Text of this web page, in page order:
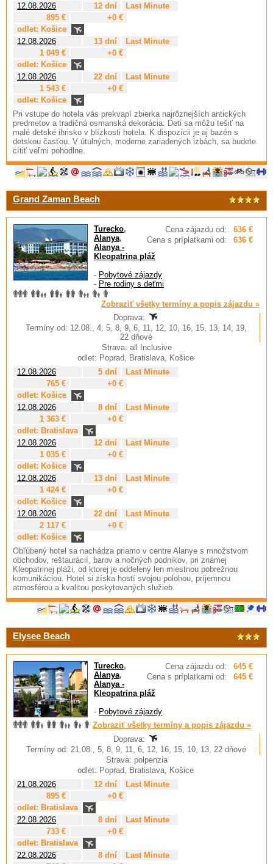
12.08.2026
12 dní
Last Minute
895 €
+0 €
odlet: Košice
12.08.2026
13 dní
Last Minute
1 049 €
+0 €
odlet: Košice
12.08.2026
22 dní
Last Minute
1 543 €
+0 €
odlet: Košice
Pri vstupe do hotela vás prekvapí zbierka najrôznejších antických
predmetov a tradičná osmanská dekorácia. Deti sa môžu tešiť na
malé detské ihrisko v blízkosti hotela. K dispozícii je aj bazén s
detskou časťou. V útulných, moderne zariadených izbách, sa budete
cítiť veľmi pohodlne.
Grand Zaman Beach
Cena zájazdu od:
636 €
Cena s príplatkami od:
636 €
Turecko,
Alanya,
Alanya -
Kleopatrina pláž
- Pobytové zájazdy
- Pre rodiny s deťmi
Zobraziť všetky termíny a popis zájazdu »
Doprava:
Termíny od: 12.08., 4, 5, 8, 9, 6, 11, 12, 10, 16, 15, 13, 14, 19,
22 dňové
Strava: all Inclusive
odlet: Poprad, Bratislava, Košice
12.08.2026
5 dní
Last Minute
765 €
+0 €
odlet: Košice
12.08.2026
8 dní
Last Minute
1 363 €
+0 €
odlet: Bratislava
12.08.2026
12 dní
Last Minute
1 035 €
+0 €
odlet: Košice
12.08.2026
13 dní
Last Minute
1 424 €
+0 €
odlet: Košice
12.08.2026
22 dní
Last Minute
2 117 €
+0 €
odlet: Košice
Obľúbený hotel sa nachádza priamo v centre Alanye s množstvom
obchodov, reštaurácií, barov a nočných podnikov, pri známej
Kleopatrinej pláži, od ktorej je oddelený len miestnou pobrežnou
komunikáciou. Hotel si získa hostí svojou polohou, príjemnou
atmosférou a kvalitou poskytovaných služieb.
Elysee Beach
Cena zájazdu od:
645 €
Cena s príplatkami od:
645 €
Turecko,
Alanya,
Alanya -
Kleopatrina pláž
- Pobytové zájazdy
Zobraziť všetky termíny a popis zájazdu »
Doprava:
Termíny od: 21.08., 5, 8, 9, 11, 6, 12, 16, 15, 10, 13, 22 dňové
Strava: polpenzia
odlet: Poprad, Bratislava, Košice
21.08.2026
12 dní
Last Minute
895 €
+0 €
odlet: Bratislava
22.08.2026
8 dní
Last Minute
733 €
+0 €
odlet: Bratislava
22.08.2026
8 dní
Last Minute